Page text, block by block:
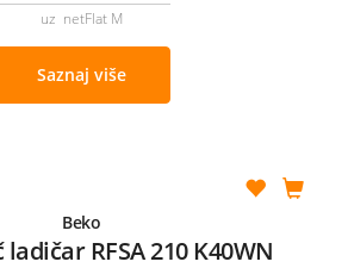
uz netFlat M
Saznaj više
Beko
RFSA 210 K40WN